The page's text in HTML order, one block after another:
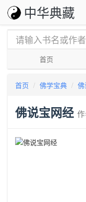
中华典藏
首页
首页 佛学宝典
佛说宝网经